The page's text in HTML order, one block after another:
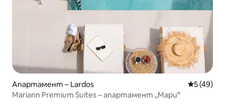
Апартамент – Lardos Средна
5 (49)
Mariann Premium Suites – апартамент „Мари“